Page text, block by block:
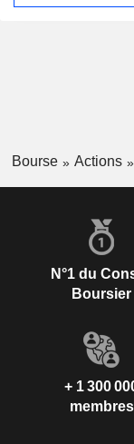
Bourse Actions
N°1 du
Boursier
+ 1 300
membres